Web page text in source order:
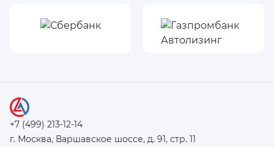
+7 (499) 213-12-14
г. Москва, Варшавское шоссе, д. 91, стр. 11